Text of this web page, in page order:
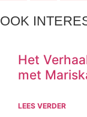
OOK
Het
met
LEES VERDER